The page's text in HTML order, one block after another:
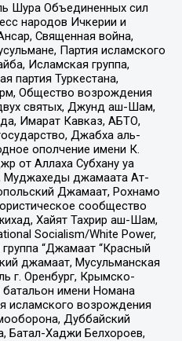
Шура Объединенных сил
народов Ичкерии и
Священная война,
Партия исламского
Исламская группа,
партия Туркестана,
Общество возрождения
святых, Джунд аш-Шам,
Имарат Кавказ, АБТО,
Джабха аль-
ополчение имени К.
от Аллаха Субхану уа
Муджахеды джамаата Ат-
Джамаат, Рохнамо
сообщество
Хайят Тахрир аш-Шам,
Socialism/White Power,
“Джамаат “Красный
джамаат, Мусульманская
г. Оренбург, Крымско-
имени Номана
исламского возрождения
Дуббайский
Батал-Хаджи Белхороев,